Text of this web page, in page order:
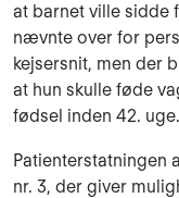
at barnet ville sidde
nævnte over for
kejsersnit, men der
at hun skulle føde
fødsel inden 42. uge.
Patienterstatningen
nr. 3, der giver